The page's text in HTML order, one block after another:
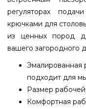
регуляторах
крючками для
из ценных пород
вашего загородного
Эмалированная
подходит для
Размер рабочей
Комфортная